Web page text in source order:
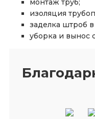
монтаж труб;
изоляция
заделка штроб в
уборка и вынос